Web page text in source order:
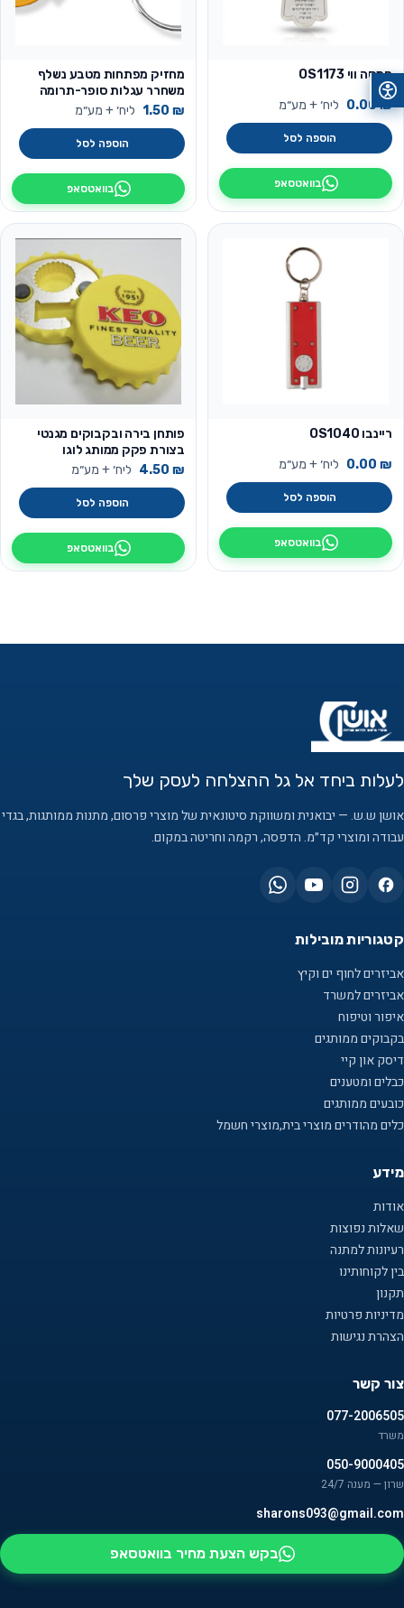
חמסה ווי OS1173
0.00₪ ליח׳ + מע״מ
הוספה לסל
בוואטסאפ
מחזיק מפתחות מטבע נשלף
משחרר עגלות סופר-תרומה
לקהילה
1.50 ₪ ליח׳ + מע״מ
הוספה לסל
בוואטסאפ
ריינבו OS1040
0.00 ₪ ליח׳ + מע״מ
הוספה לסל
בוואטסאפ
פותחן בירה ובקבוקים מגנטי
בצורת פקק ממותג לוגו
4.50 ₪ ליח׳ + מע״מ
הוספה לסל
בוואטסאפ
לעלות ביחד אל גל ההצלחה לעסק שלך
אושן ש.ש. — יבואנית ומשווקת סיטונאית של מוצרי פרסום, מתנות ממותגות, בגדי
עבודה ומוצרי קד״מ. הדפסה, רקמה וחריטה במקום.
קטגוריות מובילות
אביזרים לחוף ים וקיץ
אביזרים למשרד
איפור וטיפוח
בקבוקים ממותגים
דיסק און קיי
כבלים ומטענים
כובעים ממותגים
כלים מהודרים מוצרי בית,מוצרי חשמל
מידע
אודות
שאלות נפוצות
רעיונות למתנה
בין לקוחותינו
תקנון
מדיניות פרטיות
הצהרת נגישות
צור קשר
077-2006505
משרד
050-9000405
שרון — מענה 24/7
sharons093@gmail.com
בקש הצעת מחיר בוואטסאפ